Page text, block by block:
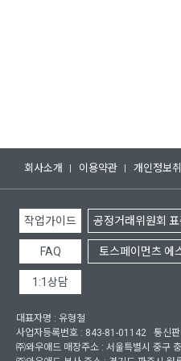
회사소개 이용약관 개인정보
작업가이드
FAQ
1:1상담
공정거래위원회
토스페이먼츠 에
대표자명 : 유형철
사업자등록번호 : 843-81-01142 통신
㈜와우애드 매장주소 : 서울특별시 중구